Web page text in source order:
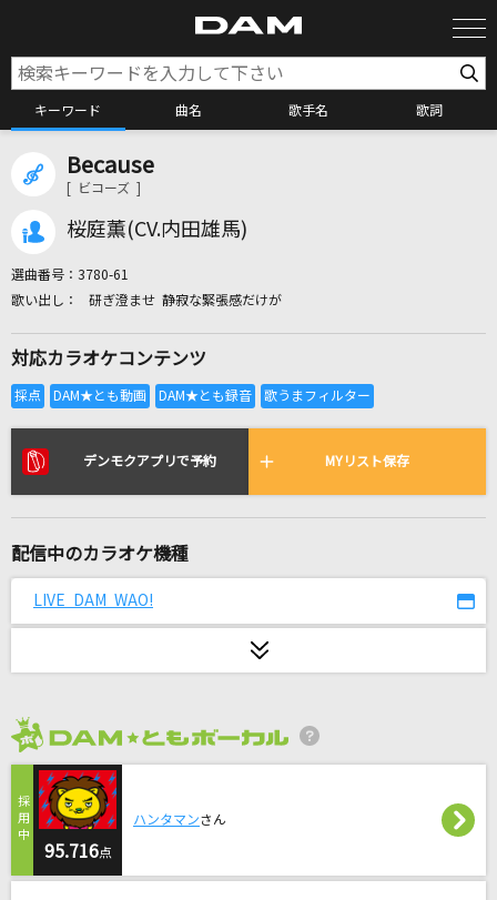
キーワード 曲名 歌手名 歌詞
カラオケ店舗検索
全国りれき
リアルタイムで歌われている曲の一覧
[生音]悲しみは雪のように
HOWEVER
嵐(アラシ)
[生音]水平線
Because
[ ビコーズ ]
桜庭薫(CV.内田雄馬)
選曲番号： 3780-61
研ぎ澄ませ 静寂な緊張感だけが
対応カラオケコンテンツ
デンモクアプリで予約 MYリスト保存
配信中のカラオケ機種
LIVE DAM WAO!
95.716点
ハンタマンさん